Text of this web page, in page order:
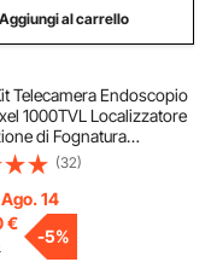
Aggiungi al carrello
Telecamera Endoscopio
1000TVL Localizzatore
di Fognatura
LCD Colorata 7 Pollici,
Ispezione Sonda Cavo
Tubi Angolazione Visiva
(32)
14
€
-5%